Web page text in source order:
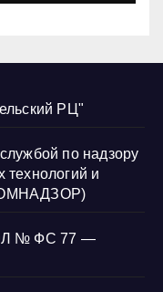
РЦ"
по надзору
и
№ ФС 77 —